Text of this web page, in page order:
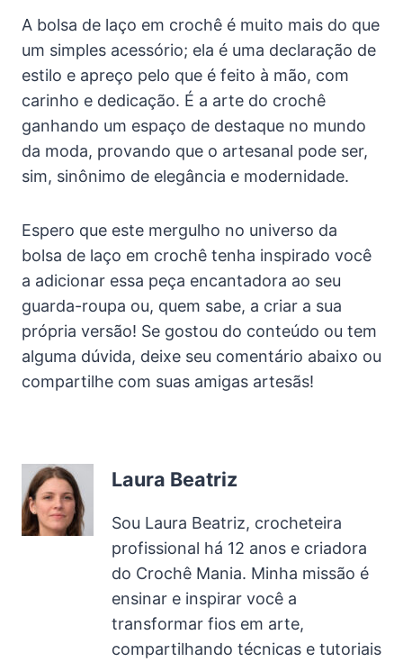
A bolsa de laço em crochê é muito mais do que
um simples acessório; ela é uma declaração de
estilo e apreço pelo que é feito à mão, com
carinho e dedicação. É a arte do crochê
ganhando um espaço de destaque no mundo
da moda, provando que o artesanal pode ser,
sim, sinônimo de elegância e modernidade.
Espero que este mergulho no universo da
bolsa de laço em crochê tenha inspirado você
a adicionar essa peça encantadora ao seu
guarda-roupa ou, quem sabe, a criar a sua
própria versão! Se gostou do conteúdo ou tem
alguma dúvida, deixe seu comentário abaixo ou
compartilhe com suas amigas artesãs!
Laura Beatriz
Sou Laura Beatriz, crocheteira
profissional há 12 anos e criadora
do Crochê Mania. Minha missão é
ensinar e inspirar você a
transformar fios em arte,
compartilhando técnicas e tutoriais